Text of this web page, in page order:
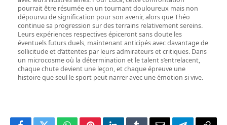
pourrait être résumée en un tournant douloureux mais non
dépourvu de signification pour son avenir, alors que Théo
continue sa progression sur des terrains relativement sereins.
Leurs expériences respectives épiceront sans doute les
éventuels futurs duels, maintenant anticipés avec davantage de
sollicitude et d’attentes par leurs admirateurs et critiques. Dans
un microcosme où la détermination et le talent s’entrelacent,
chaque chute devient une leçon, et chaque épreuve une
histoire que seul le sport peut narrer avec une émotion si vive.